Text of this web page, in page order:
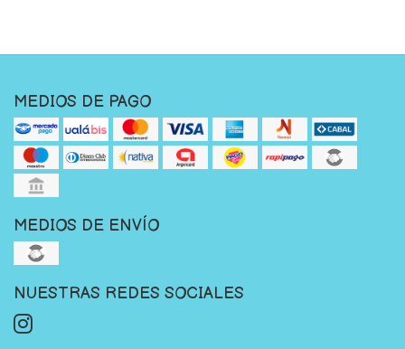
MEDIOS DE PAGO
MEDIOS DE ENVÍO
NUESTRAS REDES SOCIALES